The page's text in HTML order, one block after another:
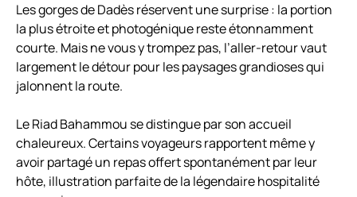
Les gorges de Dadès réservent une surprise : la portion
la plus étroite et photogénique reste étonnamment
courte. Mais ne vous y trompez pas, l’aller-retour vaut
largement le détour pour les paysages grandioses qui
jalonnent la route.
Le Riad Bahammou se distingue par son accueil
chaleureux. Certains voyageurs rapportent même y
avoir partagé un repas offert spontanément par leur
hôte, illustration parfaite de la légendaire hospitalité